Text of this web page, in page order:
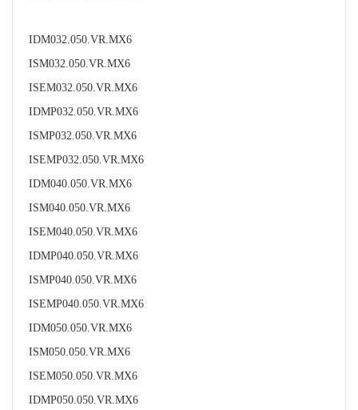
IDM032.050.VR.MX6
ISM032.050.VR.MX6
ISEM032.050.VR.MX6
IDMP032.050.VR.MX6
ISMP032.050.VR.MX6
ISEMP032.050.VR.MX6
IDM040.050.VR.MX6
ISM040.050.VR.MX6
ISEM040.050.VR.MX6
IDMP040.050.VR.MX6
ISMP040.050.VR.MX6
ISEMP040.050.VR.MX6
IDM050.050.VR.MX6
ISM050.050.VR.MX6
ISEM050.050.VR.MX6
IDMP050.050.VR.MX6